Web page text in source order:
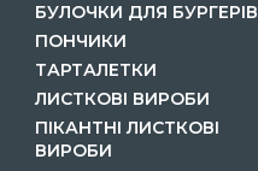
БУЛОЧКИ ДЛЯ БУРГЕРІВ
ПОНЧИКИ
ТАРТАЛЕТКИ
ЛИСТКОВІ ВИРОБИ
ПІКАНТНІ ЛИСТКОВІ
ВИРОБИ